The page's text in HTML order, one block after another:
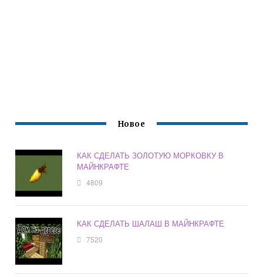
Новое
КАК СДЕЛАТЬ ЗОЛОТУЮ МОРКОВКУ В
МАЙНКРАФТЕ
4809
КАК СДЕЛАТЬ ШАЛАШ В МАЙНКРАФТЕ
7520